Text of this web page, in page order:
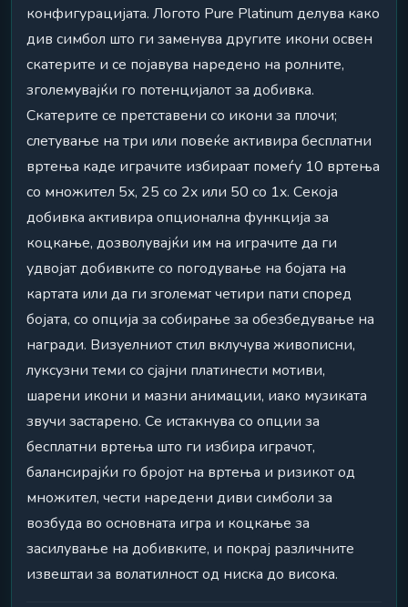
конфигурацијата. Логото Pure Platinum делува како
див симбол што ги заменува другите икони освен
скатерите и се појавува наредено на ролните,
зголемувајќи го потенцијалот за добивка.
Скатерите се претставени со икони за плочи;
слетување на три или повеќе активира бесплатни
вртења каде играчите избираат помеѓу 10 вртења
со множител 5x, 25 со 2x или 50 со 1x. Секоја
добивка активира опционална функција за
коцкање, дозволувајќи им на играчите да ги
удвојат добивките со погодување на бојата на
картата или да ги зголемат четири пати според
бојата, со опција за собирање за обезбедување на
награди. Визуелниот стил вклучува живописни,
луксузни теми со сјајни платинести мотиви,
шарени икони и мазни анимации, иако музиката
звучи застарено. Се истакнува со опции за
бесплатни вртења што ги избира играчот,
балансирајќи го бројот на вртења и ризикот од
множител, чести наредени диви симболи за
возбуда во основната игра и коцкање за
засилување на добивките, и покрај различните
извештаи за волатилност од ниска до висока.